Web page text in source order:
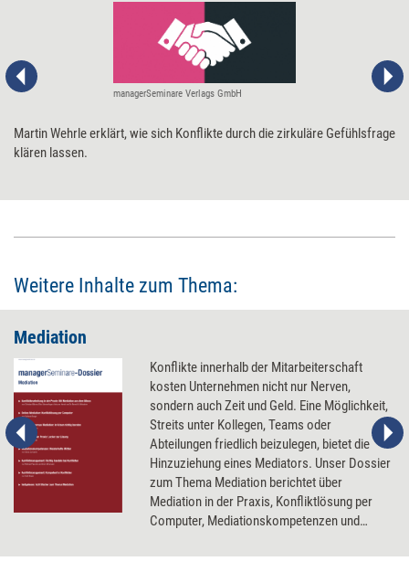
managerSeminare Verlags GmbH
Martin Wehrle erklärt, wie sich Konflikte durch die zirkuläre Gefühlsfrage
klären lassen.
Weitere Inhalte zum Thema:
Mediation
Konflikte innerhalb der Mitarbeiterschaft
kosten Unternehmen nicht nur Nerven,
sondern auch Zeit und Geld. Eine Möglichkeit,
Streits unter Kollegen, Teams oder
Abteilungen friedlich beizulegen, bietet die
Hinzuziehung eines Mediators. Unser Dossier
zum Thema Mediation berichtet über
Mediation in der Praxis, Konfliktlösung per
Computer, Mediationskompetenzen und